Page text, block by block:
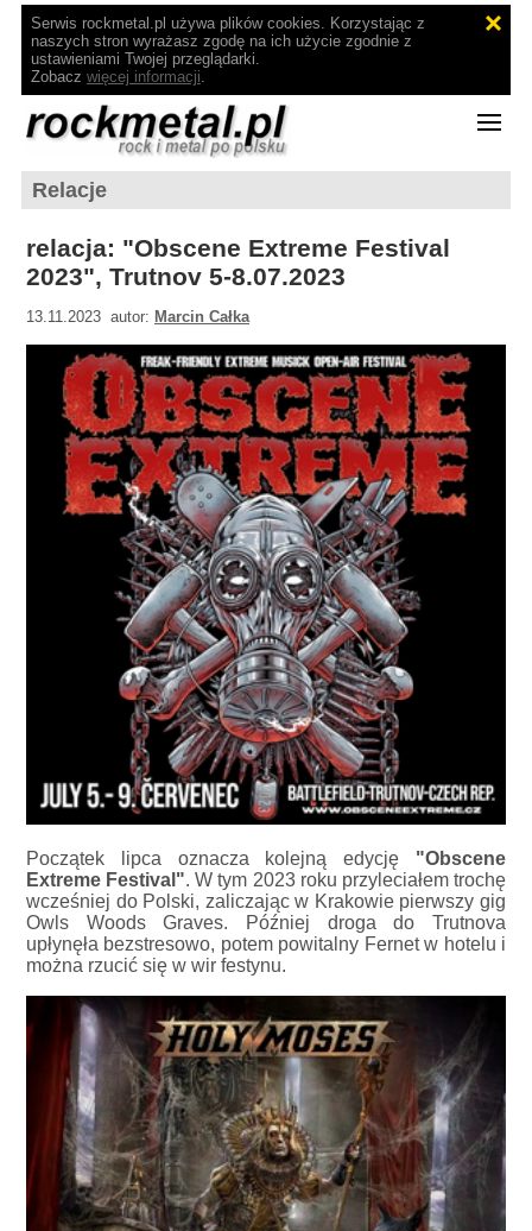
Serwis rockmetal.pl używa plików cookies. Korzystając z
naszych stron wyrażasz zgodę na ich użycie zgodnie z
ustawieniami Twojej przeglądarki.
Zobacz więcej informacji.
Relacje
relacja: "Obscene Extreme Festival
2023", Trutnov 5-8.07.2023
13.11.2023 autor: Marcin Całka
Początek lipca oznacza kolejną edycję "Obscene
Extreme Festival". W tym 2023 roku przyleciałem trochę
wcześniej do Polski, zaliczając w Krakowie pierwszy gig
Owls Woods Graves. Później droga do Trutnova
upłynęła bezstresowo, potem powitalny Fernet w hotelu i
można rzucić się w wir festynu.